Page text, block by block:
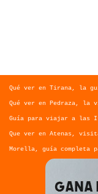
Qué ver en Tirana, la
Qué ver en Pedraza, la
Guía para viajar a las
Que ver en Atenas,
Morella, guía completa